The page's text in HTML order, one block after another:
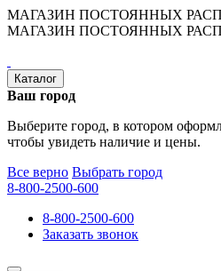
МАГАЗИН ПОСТОЯННЫХ
МАГАЗИН ПОСТОЯННЫХ
Каталог
Ваш город
Выберите город, в котором
чтобы увидеть наличие и цены.
Все верно Выбрать город
8-800-2500-600
8-800-2500-600
Заказать звонок